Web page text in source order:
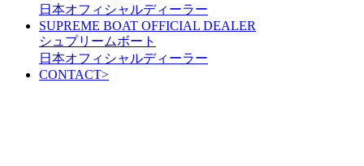
日本オフィシャルディーラー
SUPREME BOAT OFFICIAL DEALER
シュプリームボート
日本オフィシャルディーラー
CONTACT>